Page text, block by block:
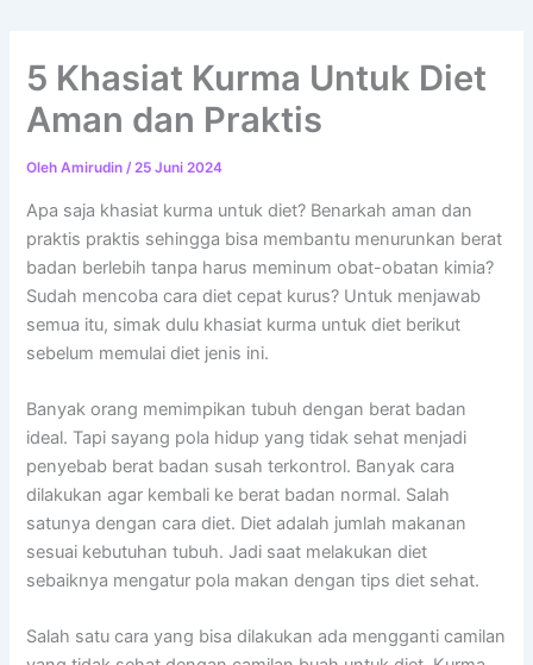
5 Khasiat Kurma Untuk Diet
Aman dan Praktis
OlehAmirudin/25 Juni 2024
Apa saja khasiat kurma untuk diet? Benarkah aman dan
praktis praktis sehingga bisa membantu menurunkan berat
badan berlebih tanpa harus meminum obat-obatan kimia?
Sudah mencoba cara diet cepat kurus? Untuk menjawab
semua itu, simak dulu khasiat kurma untuk diet berikut
sebelum memulai diet jenis ini.
Banyak orang memimpikan tubuh dengan berat badan
ideal. Tapi sayang pola hidup yang tidak sehat menjadi
penyebab berat badan susah terkontrol. Banyak cara
dilakukan agar kembali ke berat badan normal. Salah
satunya dengan cara diet. Diet adalah jumlah makanan
sesuai kebutuhan tubuh. Jadi saat melakukan diet
sebaiknya mengatur pola makan dengan tips diet sehat.
Salah satu cara yang bisa dilakukan ada mengganti camilan